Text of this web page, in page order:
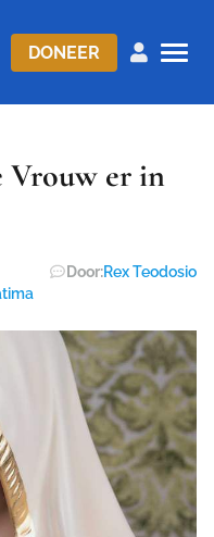
DONEER
Vrouw er in
Door:Rex Teodosio